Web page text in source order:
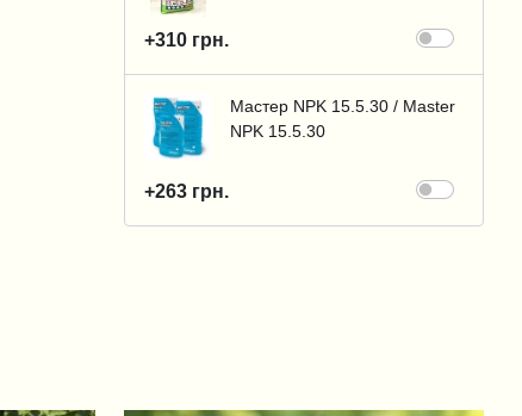
+310 грн.
Мастер NPK 15.5.30 / Master
NPK 15.5.30
+263 грн.